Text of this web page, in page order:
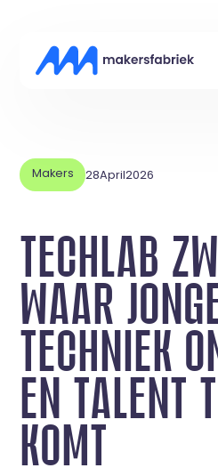
Makers 28April2026
TECHLAB
WAAR
TECHNIEK
EN TALENT
KOMT